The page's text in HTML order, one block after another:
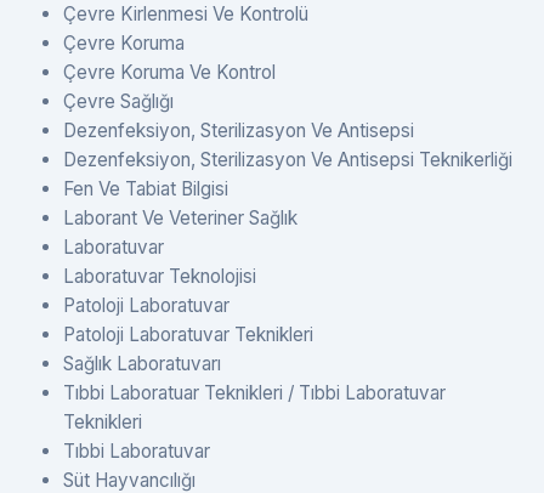
Çevre Kirlenmesi Ve Kontrolü
Çevre Koruma
Çevre Koruma Ve Kontrol
Çevre Sağlığı
Dezenfeksiyon, Sterilizasyon Ve Antisepsi
Dezenfeksiyon, Sterilizasyon Ve Antisepsi Teknikerliği
Fen Ve Tabiat Bilgisi
Laborant Ve Veteriner Sağlık
Laboratuvar
Laboratuvar Teknolojisi
Patoloji Laboratuvar
Patoloji Laboratuvar Teknikleri
Sağlık Laboratuvarı
Tıbbi Laboratuar Teknikleri / Tıbbi Laboratuvar
Teknikleri
Tıbbi Laboratuvar
Süt Hayvancılığı